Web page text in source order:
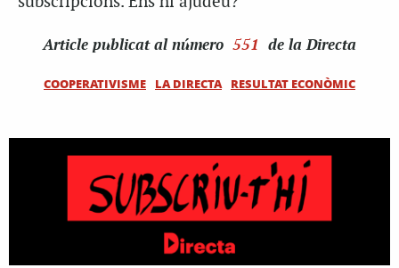
Article publicat al número 551 de la Directa
COOPERATIVISME LA DIRECTA RESULTAT ECONÒMIC